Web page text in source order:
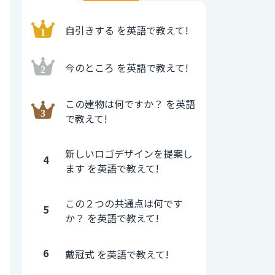
自引きする を英語で教えて!
今のところ を英語で教えて!
この建物は何ですか？ を英語
で教えて!
4
新しいロゴデザインを提案し
ます を英語で教えて!
5
この２つの共通点は何です
か？ を英語で教えて!
6 戴冠式 を英語で教えて!